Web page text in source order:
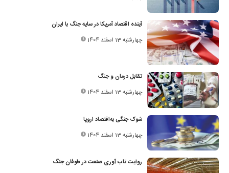
آینده اقتصاد آمریکا در سایه جنگ با ایران
چهارشنبه 13 اسفند 1404
تقابل درمان و جنگ
چهارشنبه 13 اسفند 1404
شوک جنگی به‌اقتصاد اروپا
چهارشنبه 13 اسفند 1404
روایت تاب آوری صنعت در طوفان جنگ